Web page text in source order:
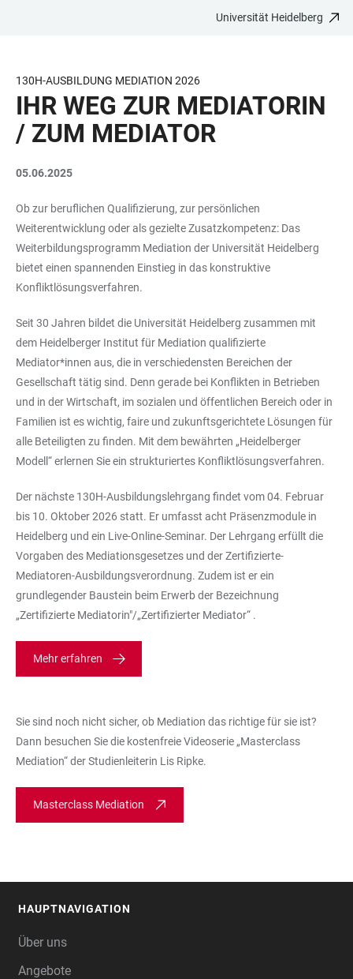
BARRIEREFREIHEIT
Universität Heidelberg
130H-AUSBILDUNG MEDIATION 2026
IHR WEG ZUR MEDIATORIN
/ ZUM MEDIATOR
05.06.2025
Ob zur beruflichen Qualifizierung, zur persönlichen
Weiterentwicklung oder als gezielte Zusatzkompetenz: Das
Weiterbildungsprogramm Mediation der Universität Heidelberg
bietet einen spannenden Einstieg in das konstruktive
Konfliktlösungsverfahren.
Seit 30 Jahren bildet die Universität Heidelberg zusammen mit
dem Heidelberger Institut für Mediation qualifizierte
Mediator*innen aus, die in verschiedensten Bereichen der
Gesellschaft tätig sind. Denn gerade bei Konflikten in Betrieben
und in der Wirtschaft, im sozialen und öffentlichen Bereich oder in
Familien ist es wichtig, faire und zukunftsgerichtete Lösungen für
alle Beteiligten zu finden. Mit dem bewährten „Heidelberger
Modell“ erlernen Sie ein strukturiertes Konfliktlösungsverfahren.
Der nächste 130H-Ausbildungslehrgang findet vom 04. Februar
bis 10. Oktober 2026 statt. Er umfasst acht Präsenzmodule in
Heidelberg und ein Live-Online-Seminar. Der Lehrgang erfüllt die
Vorgaben des Mediationsgesetzes und der Zertifizierte-
Mediatoren-Ausbildungsverordnung. Zudem ist er ein
grundlegender Baustein beim Erwerb der Bezeichnung
„Zertifizierte Mediatorin"/„Zertifizierter Mediator“ .
Mehr erfahren
Sie sind noch nicht sicher, ob Mediation das richtige für sie ist?
Dann besuchen Sie die kostenfreie Videoserie „Masterclass
Mediation“ der Studienleiterin Lis Ripke.
Masterclass Mediation
HAUPTNAVIGATION
Über uns
Angebote